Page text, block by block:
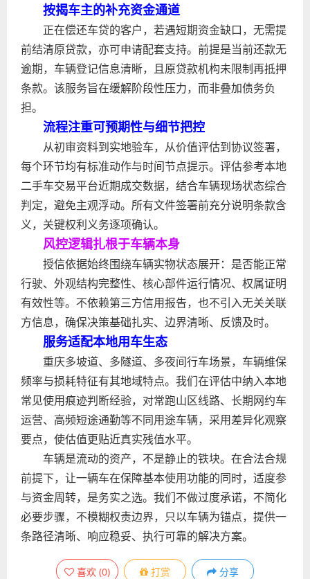
按揭车主的补充资金通道
正在偿还车贷的客户，若遇短期资金缺口，无需提
前结清原贷款，亦可申请配套支持。前提是当前还款无
逾期，车辆登记信息清晰，且原贷款机构未限制再抵押
条款。该服务旨在缓解阶段性压力，而非叠加债务负
担。
流程注重可预期性与细节把控
从初审资料到实地验车，从价值评估到协议签署，
每个环节均有标准动作与时间节点提示。评估参考本地
二手车交易平台近期成交数据，结合车辆现场状态综合
判定，避免主观浮动。所有文件签署前充分说明条款含
义，关键权利义务逐项确认。
风控逻辑扎根于车辆本身
授信依据始终围绕车辆实物状态展开：是否能正常
行驶、外观结构完整性、核心部件运行情况、权属证明
有效性等。不依赖第三方信用报告，也不引入无关关联
方信息，确保决策基础扎实、边界清晰、反馈及时。
服务适配本地用车生态
重庆多坡道、多隧道、多夜间行车场景，车辆维保
频率与损耗特征有其地域特点。我们在评估中纳入本地
常见使用痕迹判断经验，对常跑山区线路、长期网约车
运营、高频短途通勤等不同用途车辆，采用差异化观察
要点，使估值更贴近真实残值水平。
车辆是流动的资产，不是静止的铁块。在合法合规
前提下，让一辆车在保障基本使用功能的同时，适度参
与资金周转，是务实之选。我们不做过度承诺，不简化
必要步骤，不模糊权责边界，只以车辆为锚点，提供一
条路径清晰、响应稳妥、执行可靠的解决方案。
喜欢 (0) 打赏 分享